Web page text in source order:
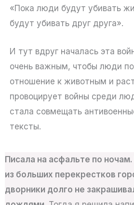
«Пока люди будут убивать
будут убивать друг друга».
И тут вдруг началась эта
очень важным, чтобы люди
отношение к животным и
провоцирует войны среди
стала совмещать
тексты.
Писала на асфальте по
из больших перекрестков
дворники долго не